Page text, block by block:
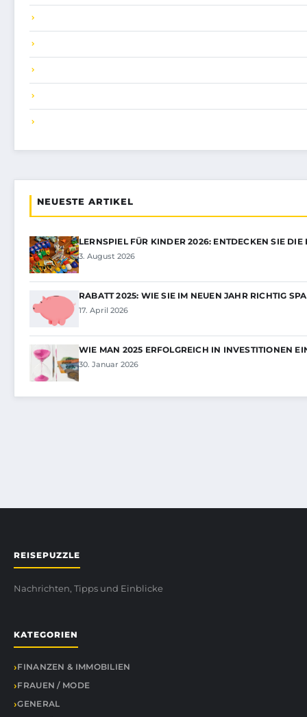
NEUESTE ARTIKEL
LERNSPIEL FÜR KINDER 2026: ENTDECKEN SIE DIE
3. August 2026
RABATT 2025: WIE SIE IM NEUEN JAHR RICHTIG
17. April 2026
WIE MAN 2025 ERFOLGREICH IN INVESTITIONEN
30. Januar 2026
REISEPUZZLE
Nachrichten, Tipps und Einblicke
KATEGORIEN
FINANZEN & IMMOBILIEN
FRAUEN / MODE
GENERAL